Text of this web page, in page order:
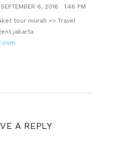
SEPTEMBER 6, 2016
1:46 PM
tour murah => Travel
jakarta
A REPLY